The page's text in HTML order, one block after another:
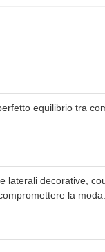
equilibrio tra
laterali decorative,
la moda.